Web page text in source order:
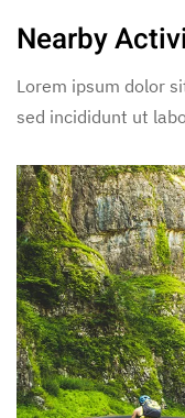
Nearby
Lorem ipsum dolor
sed incididunt ut